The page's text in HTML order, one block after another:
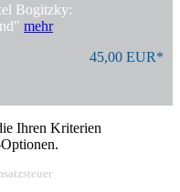
Bogitzky:
mehr
45,00 EUR*
Ihren Kriterien